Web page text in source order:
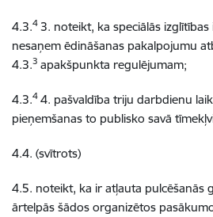
4.3.43. noteikt, ka speciālās izglītības
nesaņem ēdināšanas pakalpojumu
4.3.3 apakšpunkta regulējumam;
4.3.44. pašvaldība triju darbdienu
pieņemšanas to publisko savā
4.4. (svītrots)
4.5. noteikt, ka ir atļauta pulcēšanās
ārtelpās šādos organizētos